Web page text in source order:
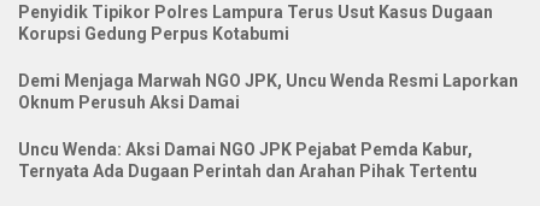
Penyidik Tipikor Polres Lampura Terus Usut Kasus Dugaan
Korupsi Gedung Perpus Kotabumi
Demi Menjaga Marwah NGO JPK, Uncu Wenda Resmi Laporkan
Oknum Perusuh Aksi Damai
Uncu Wenda: Aksi Damai NGO JPK Pejabat Pemda Kabur,
Ternyata Ada Dugaan Perintah dan Arahan Pihak Tertentu